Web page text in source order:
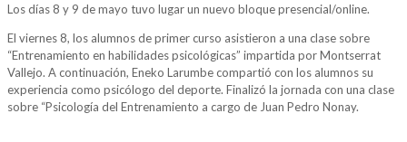
Los días 8 y 9 de mayo tuvo lugar un nuevo bloque presencial/online.
El viernes 8, los alumnos de primer curso asistieron a una clase sobre
“Entrenamiento en habilidades psicológicas” impartida por Montserrat
Vallejo. A continuación, Eneko Larumbe compartió con los alumnos su
experiencia como psicólogo del deporte. Finalizó la jornada con una clase
sobre “Psicología del Entrenamiento a cargo de Juan Pedro Nonay.